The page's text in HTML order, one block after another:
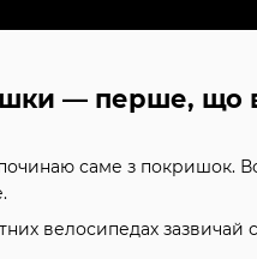
— перше, що
саме з покришок.
велосипедах зазвичай